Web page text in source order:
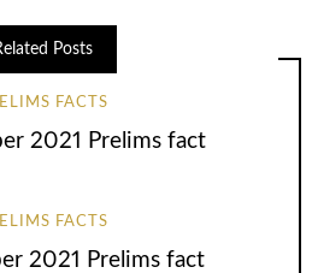
Posts
FACTS
2021 Prelims fact
FACTS
2021 Prelims fact